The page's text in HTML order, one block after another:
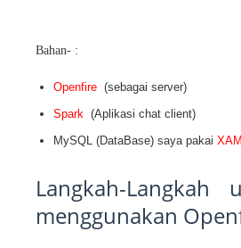
Bahan- :
Openfire (sebagai server)
Spark (Aplikasi chat client)
MySQL (DataBase) saya pakai
Langkah-
menggunakan